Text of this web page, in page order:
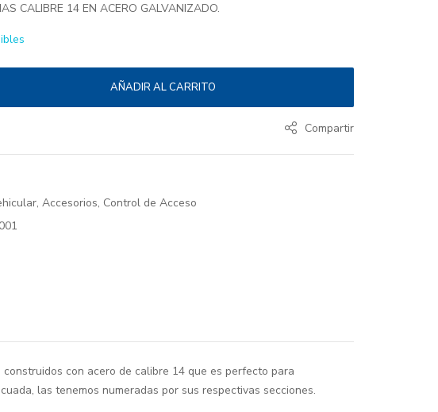
CALIBRE 14 EN ACERO GALVANIZADO.
AÑADIR AL CARRITO
Compartir
,Accesorios, Control de Acceso
con acero de calibre 14 que es perfecto para
las tenemos numeradas por sus respectivas secciones.